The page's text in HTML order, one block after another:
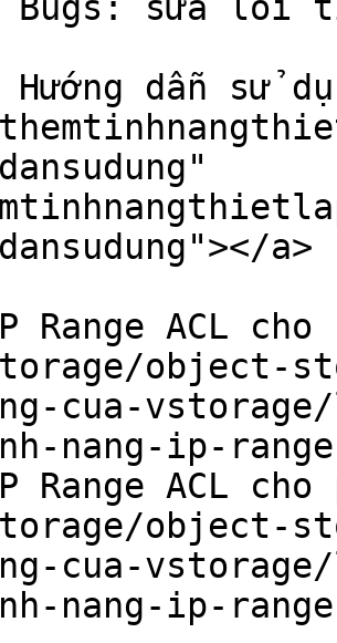
dẫn sử
a>
Range ACL
object-
cua-
nang-ip-
Range ACL
object-
cua-